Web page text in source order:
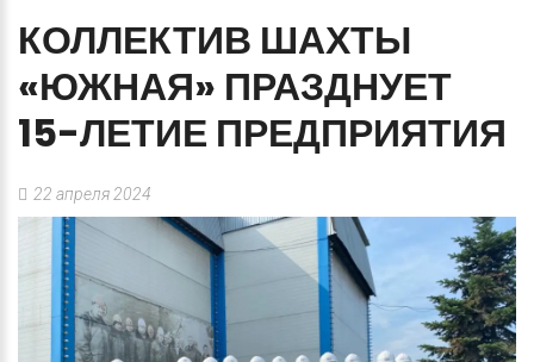
КОЛЛЕКТИВ ШАХТЫ
«ЮЖНАЯ» ПРАЗДНУЕТ
15-ЛЕТИЕ ПРЕДПРИЯТИЯ
22 апреля 2024